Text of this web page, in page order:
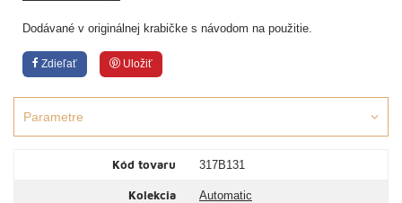
Dodávané v originálnej krabičke s návodom na použitie.
Zdieľať Uložiť
Parametre
Kód tovaru 317B131
Kolekcia Automatic